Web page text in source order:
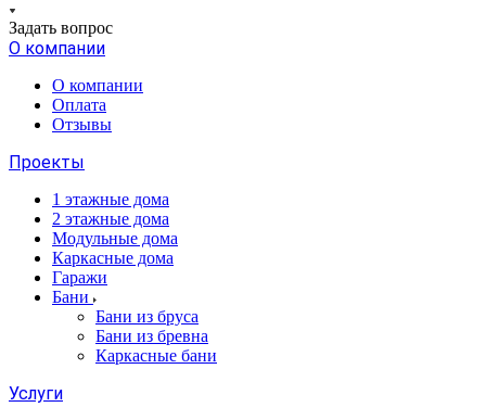
Задать вопрос
О компании
О компании
Оплата
Отзывы
Проекты
1 этажные дома
2 этажные дома
Модульные дома
Каркасные дома
Гаражи
Бани
Бани из бруса
Бани из бревна
Каркасные бани
Услуги